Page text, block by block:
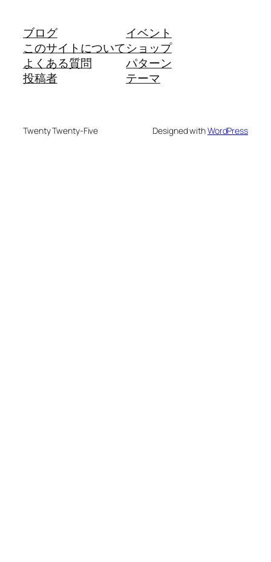
ブログ
このサイトについて
よくある質問
投稿者
イベント
ショップ
パターン
テーマ
Twenty Twenty-Five Designed withWordPress